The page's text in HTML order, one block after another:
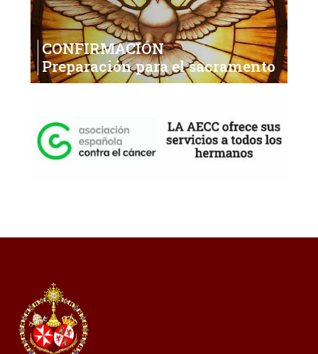
CONFIRMACIÓN
Preparación para el sacramento